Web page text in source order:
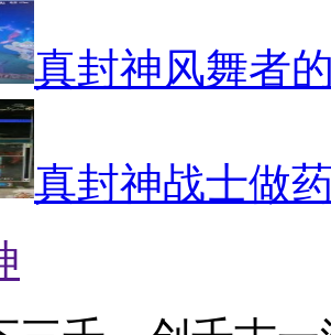
真封神风舞者
真封神战士做